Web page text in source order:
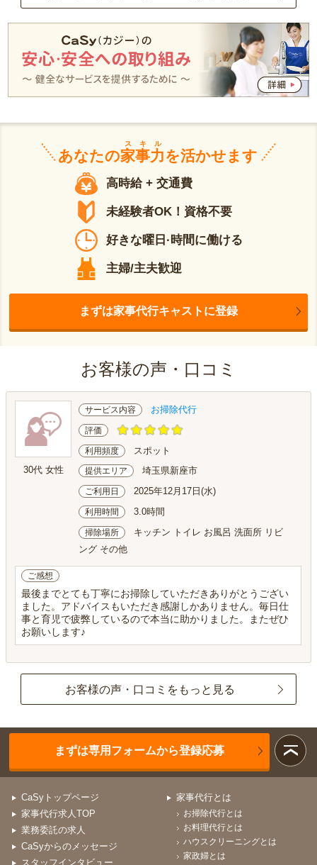
あなたの家事力
スキル
を活かせます
高時給 + 交通費
未経験者OK！資格不要
好きな曜日·時間に働ける
主婦/主夫歓迎
まずは家事代行キャストに登録
お客様の声・口コミ
30代 女性
サービス内容 お掃除代行
評価
利用頻度 スポット
提供エリア 埼玉県新座市
ご利用日 2025年12月17日(水)
利用時間 3.0時間
掃除場所
キッチン トイレ お風呂 洗面所 リビ
ング その他
ご感想
最後までとても丁寧にお掃除していただきありがとうござい
ました。アドバイスもいただき感謝しかありません。毎日仕
事と育児で疲弊しているので本当に助かりました。またぜひ
お願いします♪
お客様の声・口コミをもっと見る
まずは専用フォームから登録応募
CaSyトップページ
家事代行求人TOP
業務委託の求人
CaSyからのメッセージ
スタッフインタビュー
家事代行とは
お掃除代行とは
お料理代行とは
ハウスクリーニングとは
家政婦とは